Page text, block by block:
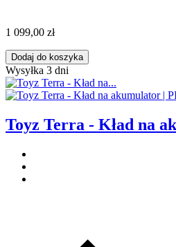
1 099,00 zł
Dodaj do koszyka
Wysyłka 3 dni
Toyz Terra - Kład na